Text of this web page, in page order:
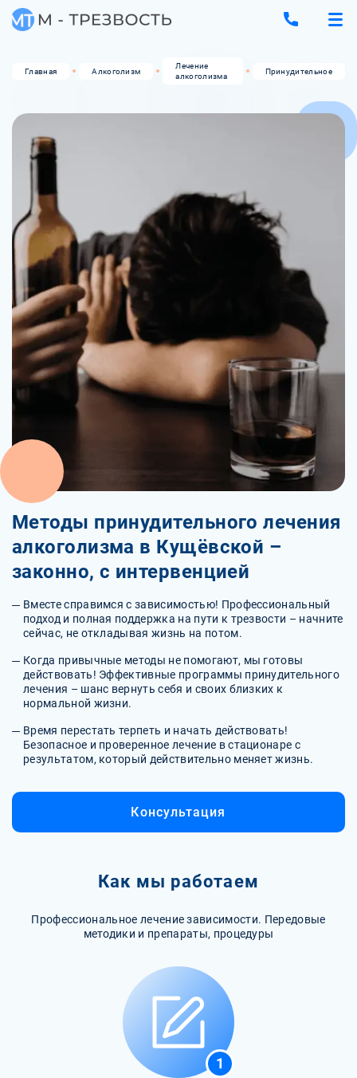
Главная Алкоголизм
Лечение
алкоголизма
Принудительное
Методы принудительного лечения
алкоголизма в Кущёвской –
законно, с интервенцией
Вместе справимся с зависимостью! Профессиональный
подход и полная поддержка на пути к трезвости – начните
сейчас, не откладывая жизнь на потом.
Когда привычные методы не помогают, мы готовы
действовать! Эффективные программы принудительного
лечения – шанс вернуть себя и своих близких к
нормальной жизни.
Время перестать терпеть и начать действовать!
Безопасное и проверенное лечение в стационаре с
результатом, который действительно меняет жизнь.
Консультация
Как мы работаем
Профессиональное лечение зависимости. Передовые
методики и препараты, процедуры
1